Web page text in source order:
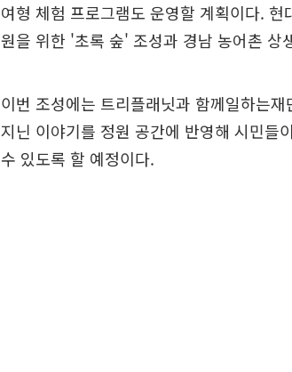
여형 체험 프로그램도 운영할 계획이다.
원을 위한 '초록 숲' 조성과 경남 농어촌 상
이번 조성에는 트리플래닛과 함께일하는
지닌 이야기를 정원 공간에 반영해 시민들
수 있도록 할 예정이다.